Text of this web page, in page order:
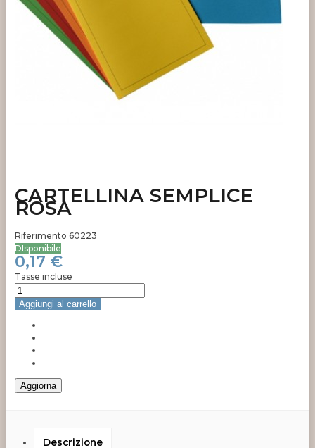
CARTELLINA SEMPLICE
ROSA
Riferimento 60223
DIsponibile
0,17 €
Tasse incluse
Aggiungi al carrello
Descrizione